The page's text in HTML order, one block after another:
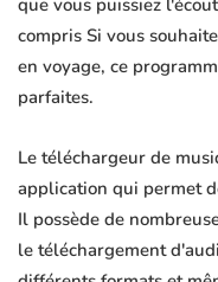
que vous puissiez
compris Si vous
en voyage, ce
parfaites.
Le téléchargeur de
application qui permet
Il possède de
le téléchargement